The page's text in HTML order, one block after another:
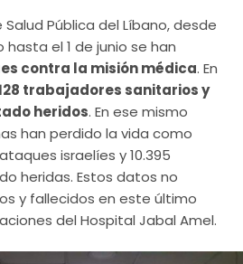
Pública del Líbano, desde
el 1 de junio se han
contra la misión médica. En
trabajadores sanitarios y
heridos. En ese mismo
han perdido la vida como
israelíes y 10.395
heridas. Estos datos no
y fallecidos en este último
del Hospital Jabal Amel.